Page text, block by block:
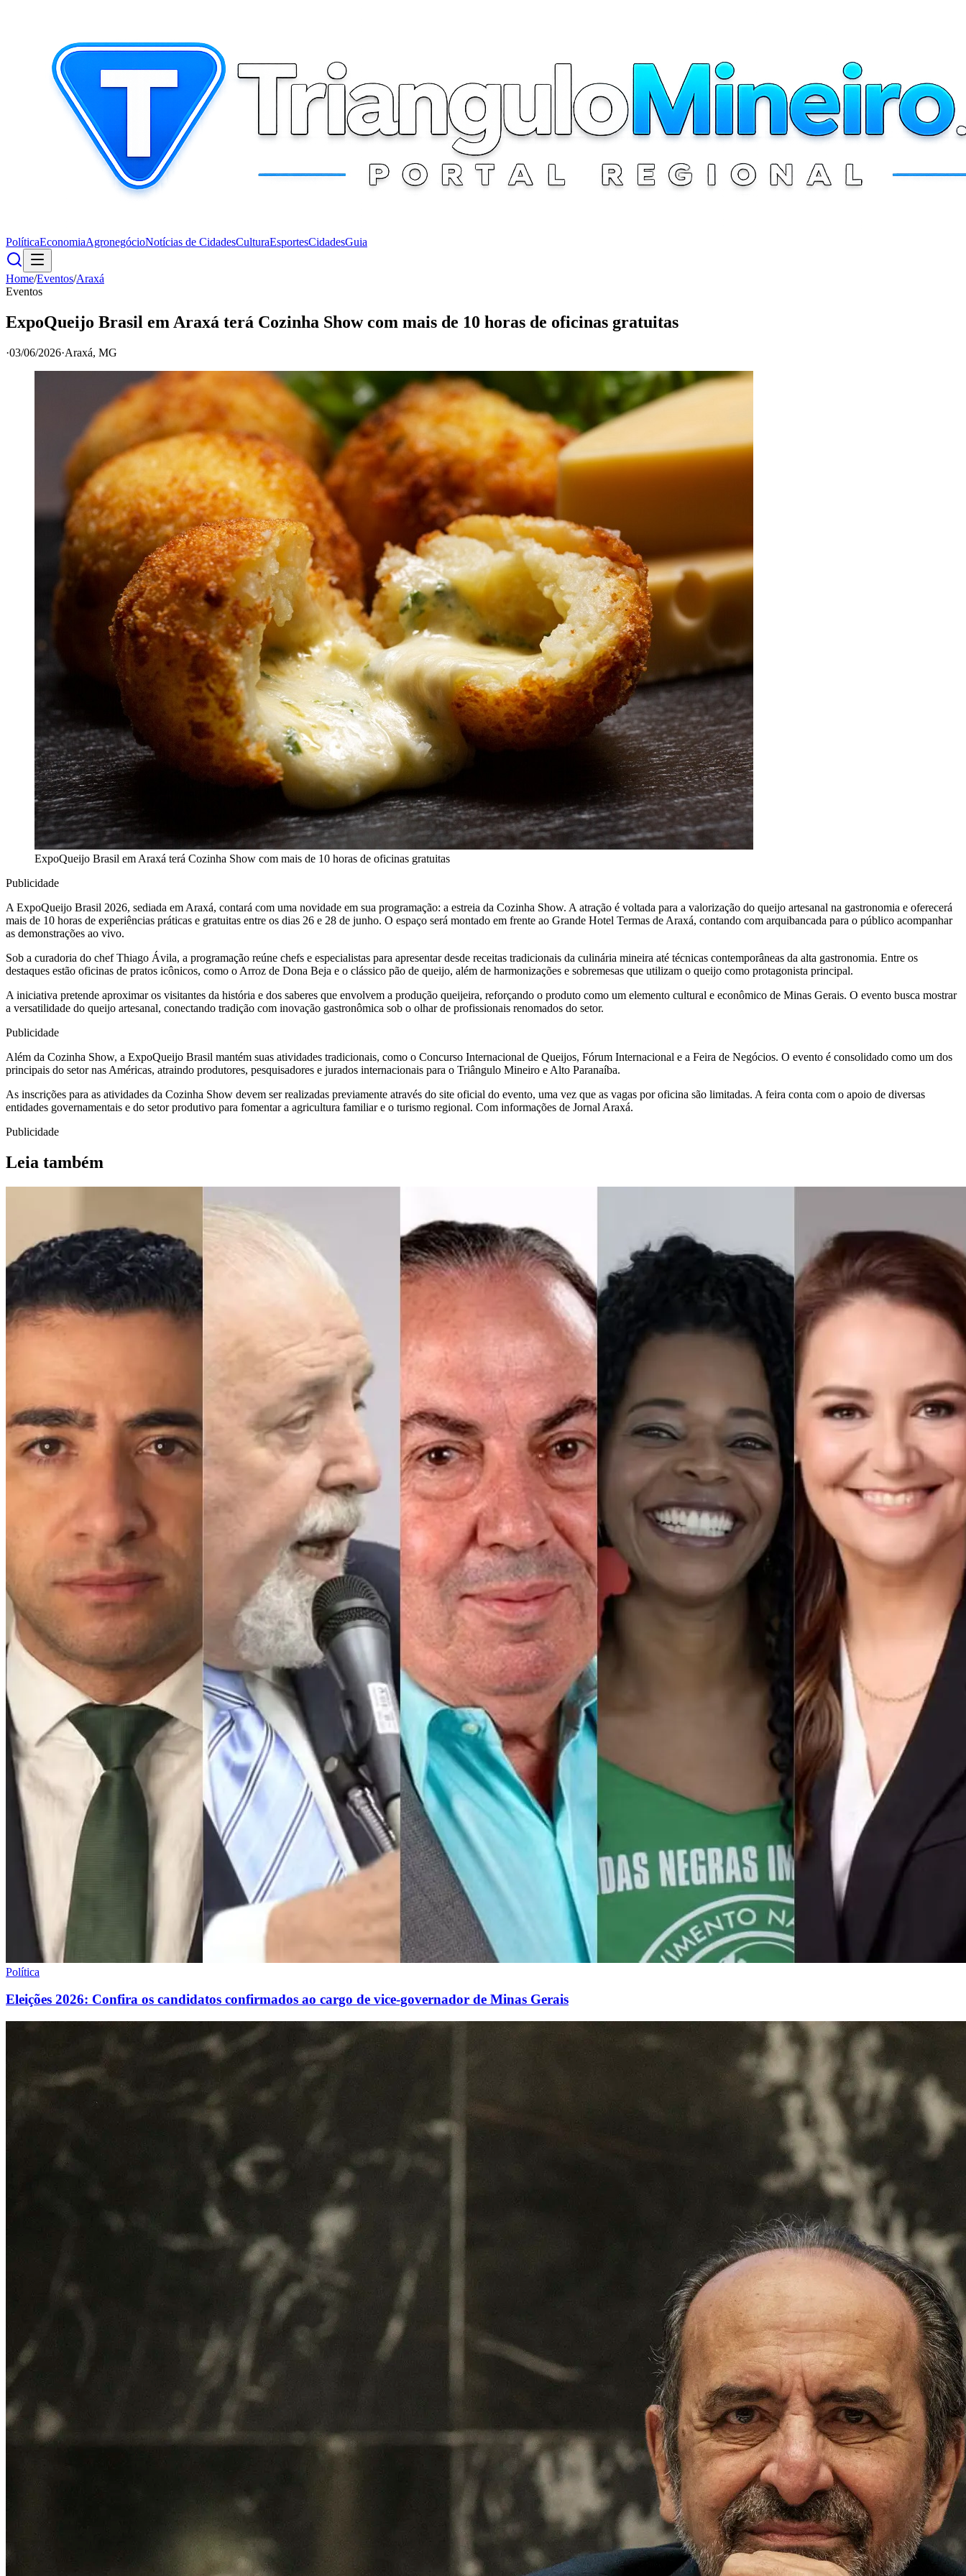
PolíticaEconomiaAgronegócioNotícias de CidadesCulturaEsportesCidadesGuia
Home/Eventos/Araxá
Eventos
ExpoQueijo Brasil em Araxá terá Cozinha Show com mais de 10 horas de oficinas gratuitas
·03/06/2026·Araxá, MG
ExpoQueijo Brasil em Araxá terá Cozinha Show com mais de 10 horas de oficinas gratuitas
Publicidade
A ExpoQueijo Brasil 2026, sediada em Araxá, contará com uma novidade em sua programação: a estreia da Cozinha Show. A atração é voltada para a valorização do queijo artesanal na gastronomia e oferecerá
mais de 10 horas de experiências práticas e gratuitas entre os dias 26 e 28 de junho. O espaço será montado em frente ao Grande Hotel Termas de Araxá, contando com arquibancada para o público acompanhar
as demonstrações ao vivo.
Sob a curadoria do chef Thiago Ávila, a programação reúne chefs e especialistas para apresentar desde receitas tradicionais da culinária mineira até técnicas contemporâneas da alta gastronomia. Entre os
destaques estão oficinas de pratos icônicos, como o Arroz de Dona Beja e o clássico pão de queijo, além de harmonizações e sobremesas que utilizam o queijo como protagonista principal.
A iniciativa pretende aproximar os visitantes da história e dos saberes que envolvem a produção queijeira, reforçando o produto como um elemento cultural e econômico de Minas Gerais. O evento busca mostrar
a versatilidade do queijo artesanal, conectando tradição com inovação gastronômica sob o olhar de profissionais renomados do setor.
Publicidade
Além da Cozinha Show, a ExpoQueijo Brasil mantém suas atividades tradicionais, como o Concurso Internacional de Queijos, Fórum Internacional e a Feira de Negócios. O evento é consolidado como um dos
principais do setor nas Américas, atraindo produtores, pesquisadores e jurados internacionais para o Triângulo Mineiro e Alto Paranaíba.
As inscrições para as atividades da Cozinha Show devem ser realizadas previamente através do site oficial do evento, uma vez que as vagas por oficina são limitadas. A feira conta com o apoio de diversas
entidades governamentais e do setor produtivo para fomentar a agricultura familiar e o turismo regional. Com informações de Jornal Araxá.
Publicidade
Leia também
Política
Eleições 2026: Confira os candidatos confirmados ao cargo de vice-governador de Minas Gerais